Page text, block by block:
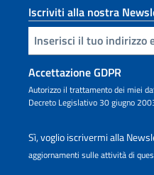
Iscriviti alla nostra
Inserisci la tua email
Accettazione GDPR
Autorizzo il trattamento dei miei
Decreto Legislativo 30 giugno
Sì, voglio iscrivermi alla
aggiornamenti sulle attività di